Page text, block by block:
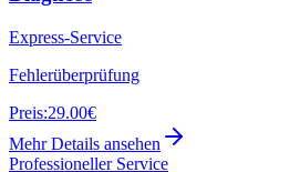
Express-Service
Fehlerüberprüfung
Preis:29.00€
Mehr Details ansehen
Professioneller Service